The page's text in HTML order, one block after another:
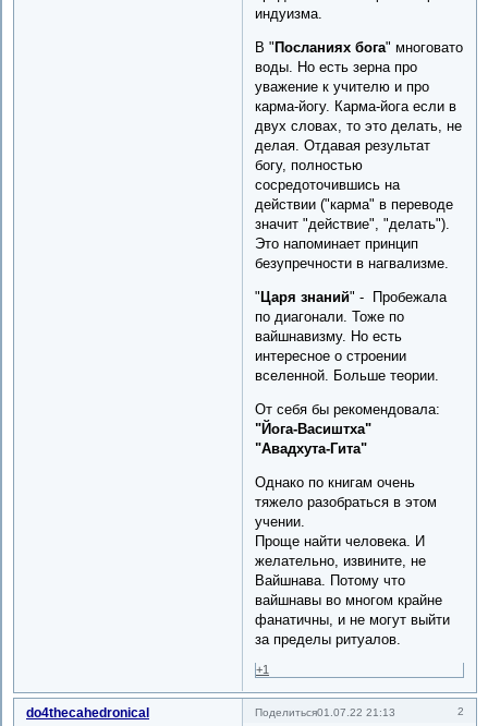
индуизма.
В "Посланиях бога" многовато
воды. Но есть зерна про
уважение к учителю и про
карма-йогу. Карма-йога если в
двух словах, то это делать, не
делая. Отдавая результат
богу, полностью
сосредоточившись на
действии ("карма" в переводе
значит "действие", "делать").
Это напоминает принцип
безупречности в нагвализме.
"Царя знаний" - Пробежала
по диагонали. Тоже по
вайшнавизму. Но есть
интересное о строении
вселенной. Больше теории.
От себя бы рекомендовала:
"Йога-Васиштха"
"Авадхута-Гита"
Однако по книгам очень
тяжело разобраться в этом
учении.
Проще найти человека. И
желательно, извините, не
Вайшнава. Потому что
вайшнавы во многом крайне
фанатичны, и не могут выйти
за пределы ритуалов.
+1
Поделиться 2
01.07.22 21:13
do4thecahedronical